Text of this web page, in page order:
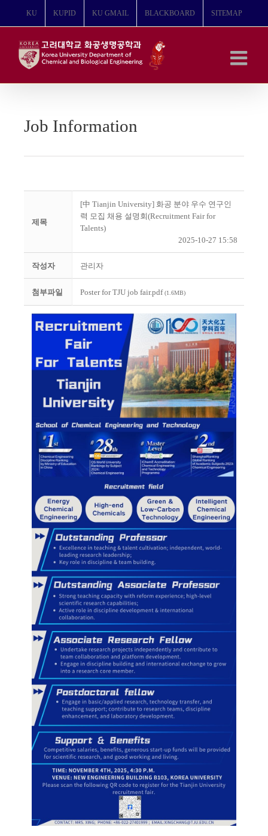
뛰
KU KUPID KU GMAIL BLACKBOARD SITEMAP
Job Information
제목
[中 Tianjin University] 화공 분야 우수 연구인
력 모집 채용 설명회(Recruitment Fair for
Talents)
2025-10-27 15:58
작성자 관리자
첨부파일 Poster for TJU job fair.pdf(1.6MB)